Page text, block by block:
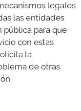
legales
las entidades
pública para que
con estas
la
de otras